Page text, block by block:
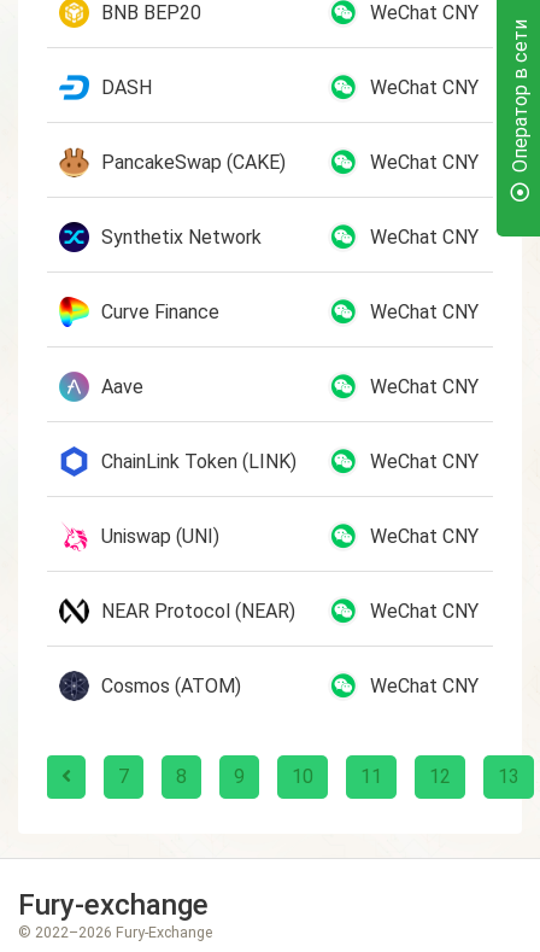
Оператор в сети
BNB BEP20 WeChat CNY
DASH WeChat CNY
PancakeSwap (CAKE) WeChat CNY
Synthetix Network WeChat CNY
Curve Finance WeChat CNY
Aave WeChat CNY
ChainLink Token (LINK) WeChat CNY
Uniswap (UNI) WeChat CNY
NEAR Protocol (NEAR) WeChat CNY
Cosmos (ATOM) WeChat CNY
7 8 9 10 11 12 13
Fury-exchange
© 2022–2026 Fury-Exchange